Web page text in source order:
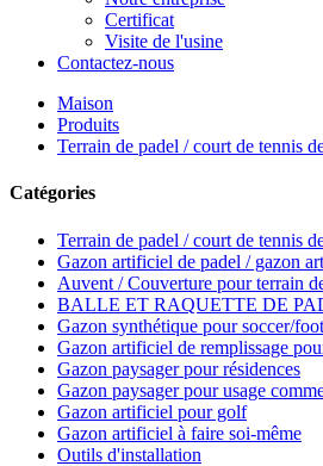
Certificat
Visite de l'usine
Contactez-nous
Maison
Produits
Terrain de padel / court de tennis
Catégories
Terrain de padel / court de tennis
Gazon artificiel de padel / gazon
Auvent / Couverture pour terrain
BALLE ET RAQUETTE DE
Gazon synthétique pour soccer/
Gazon artificiel de remplissage
Gazon paysager pour résidences
Gazon paysager pour usage
Gazon artificiel pour golf
Gazon artificiel à faire soi-même
Outils d'installation